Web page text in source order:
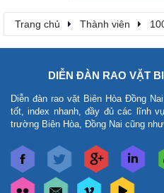
Trang chủ Thành viên
DIỄN ĐÀN RAO VẶT
Diễn đàn rao vặt Biên Hòa Đồng Nai
tốt, index nhanh, đầy đủ các lĩnh
trường Biên Hòa, Đồng Nai cũng